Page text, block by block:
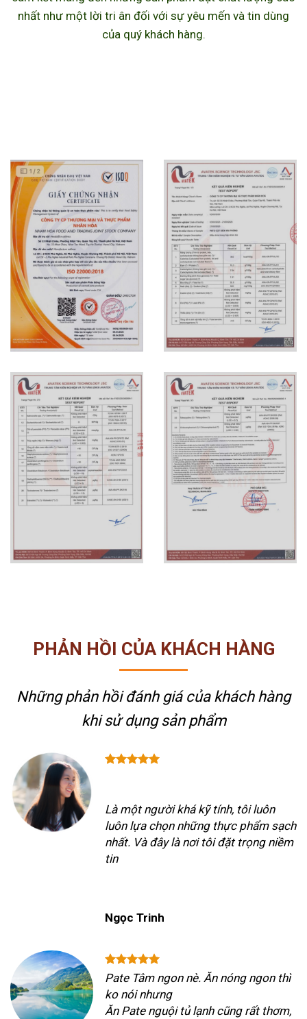
nhất như một lời tri ân đối với sự yêu mến và tin dùng
của quý khách hàng.
PHẢN HỒI CỦA KHÁCH HÀNG
Những phản hồi đánh giá của khách hàng
khi sử dụng sản phẩm
Là một người khá kỹ tính, tôi luôn
luôn lựa chọn những thực phẩm sạch
nhất. Và đây là nơi tôi đặt trọng niềm
tin
Ngọc Trinh
Pate Tâm ngon nè. Ăn nóng ngon thì
ko nói nhưng
Ăn Pate nguội tủ lạnh cũng rất thơm,